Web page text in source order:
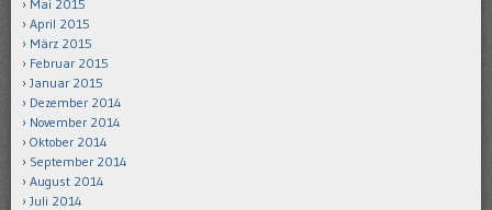
Mai 2015
April 2015
März 2015
Februar 2015
Januar 2015
Dezember 2014
November 2014
Oktober 2014
September 2014
August 2014
Juli 2014